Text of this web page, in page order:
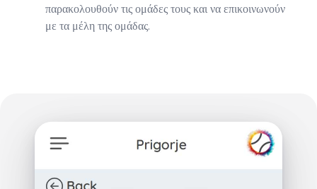
παρακολουθούν τις ομάδες τους και να επικοινωνούν
με τα μέλη της ομάδας.